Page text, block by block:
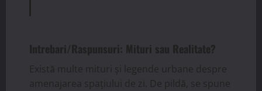
Intrebari/Raspunsuri: Mituri sau Realitate?
Există multe mituri și legende urbane despre
amenajarea spațiului de zi. De pildă, se spune